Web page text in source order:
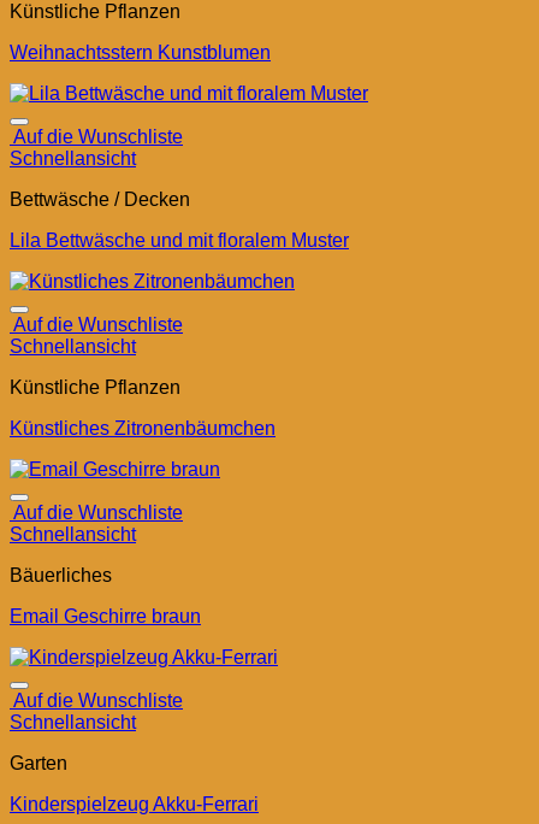
Künstliche Pflanzen
Weihnachtsstern Kunstblumen
Auf die Wunschliste
Schnellansicht
Bettwäsche / Decken
Lila Bettwäsche und mit floralem Muster
Auf die Wunschliste
Schnellansicht
Künstliche Pflanzen
Künstliches Zitronenbäumchen
Auf die Wunschliste
Schnellansicht
Bäuerliches
Email Geschirre braun
Auf die Wunschliste
Schnellansicht
Garten
Kinderspielzeug Akku-Ferrari